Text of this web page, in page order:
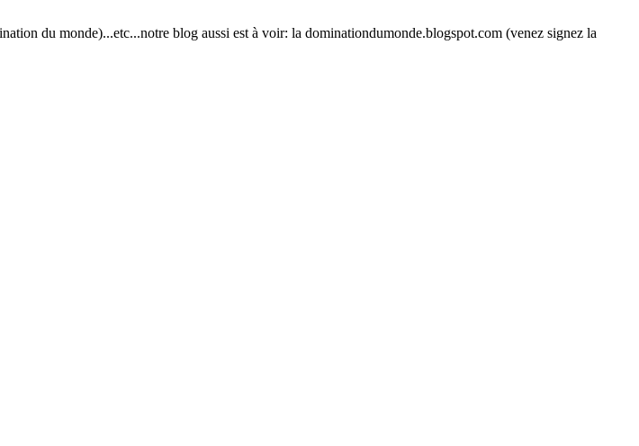
du monde)...etc...notre blog aussi est à voir: la dominationdumonde.blogspot.com (venez signez la